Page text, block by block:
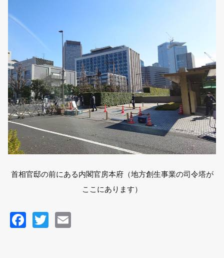
首相官邸の前にある内閣官房本府（地方創生事業の司令塔が
ここにあります）
F
T